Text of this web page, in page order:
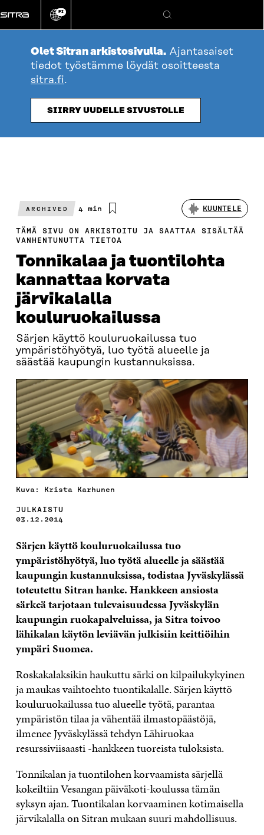
suoraan
sisältöön
Vaihda
kieli
FI
Hae
Olet Sitran arkistosivulla. Ajantasaiset
tiedot työstämme löydät osoitteesta
sitra.fi.
SIIRRY UUDELLE SIVUSTOLLE
ARCHIVED
Arvioitu
4 min KUUNTELE
TÄMÄ SIVU ON ARKISTOITU JA SAATTAA SISÄLTÄÄ
VANHENTUNUTTA TIETOA
Tonnikalaa ja tuontilohta
kannattaa korvata
järvikalalla
kouluruokailussa
Särjen käyttö kouluruokailussa tuo
ympäristöhyötyä, luo työtä alueelle ja
säästää kaupungin kustannuksissa.
Kuva: Krista Karhunen
JULKAISTU
03.12.2014
Särjen käyttö kouluruokailussa tuo
ympäristöhyötyä, luo työtä alueelle ja säästää
kaupungin kustannuksissa, todistaa Jyväskylässä
toteutettu Sitran hanke. Hankkeen ansiosta
särkeä tarjotaan tulevaisuudessa Jyväskylän
kaupungin ruokapalveluissa, ja Sitra toivoo
lähikalan käytön leviävän julkisiin keittiöihin
ympäri Suomea.
Roskakalaksikin haukuttu särki on kilpailukykyinen
ja maukas vaihtoehto tuontikalalle. Särjen käyttö
kouluruokailussa tuo alueelle työtä, parantaa
ympäristön tilaa ja vähentää ilmastopäästöjä,
ilmenee Jyväskylässä tehdyn Lähiruokaa
resurssiviisaasti -hankkeen tuoreista tuloksista.
Tonnikalan ja tuontilohen korvaamista särjellä
kokeiltiin Vesangan päiväkoti-koulussa tämän
syksyn ajan. Tuontikalan korvaaminen kotimaisella
järvikalalla on Sitran mukaan suuri mahdollisuus.